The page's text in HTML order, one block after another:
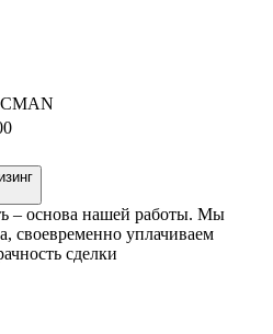
– основа нашей работы. Мы
своевременно уплачиваем
сделки